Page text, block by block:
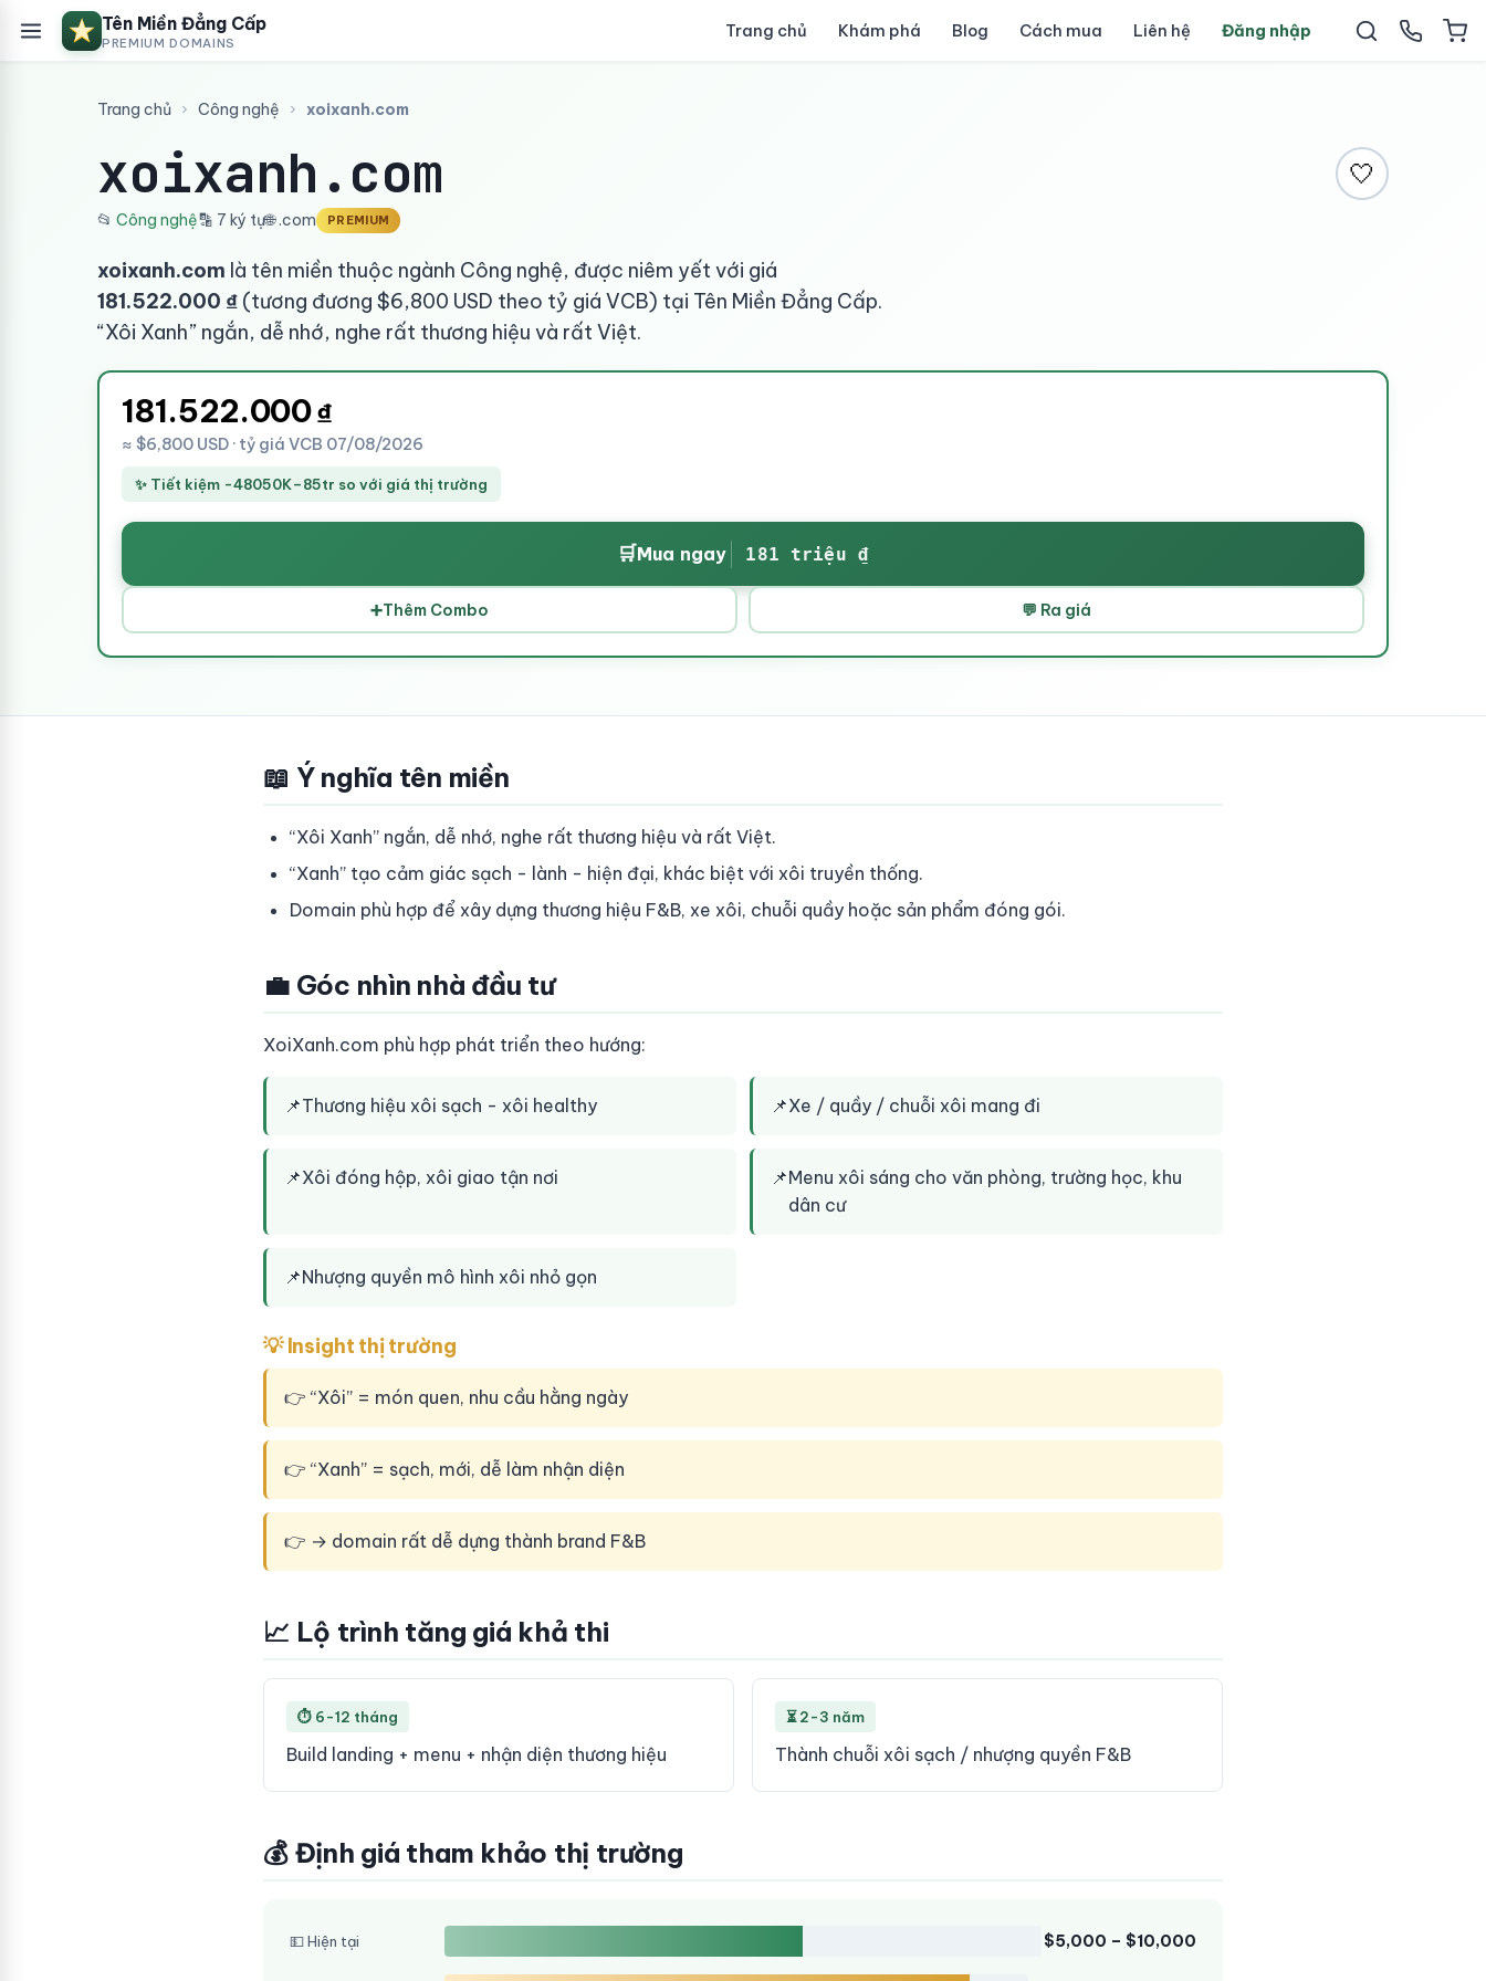
Tên Miền Đẳng Cấp
PREMIUM DOMAINS
Trang chủ Khám phá Blog Cách mua Liên hệ Đăng nhập
Trang chủ › Công nghệ › xoixanh.com
xoixanh.com 🤍
📂 Công nghệ🔡 7 ký tự🌐 .com PREMIUM
xoixanh.com là tên miền thuộc ngành Công nghệ, được niêm yết với giá
181.522.000 ₫ (tương đương $6,800 USD theo tỷ giá VCB) tại Tên Miền Đẳng Cấp.
“Xôi Xanh” ngắn, dễ nhớ, nghe rất thương hiệu và rất Việt.
181.522.000₫
≈ $6,800 USD · tỷ giá VCB 07/08/2026
✨ Tiết kiệm -48050K–85tr so với giá thị trường
🛒Mua ngay 181 triệu ₫
➕Thêm Combo 💬 Ra giá
📖 Ý nghĩa tên miền
“Xôi Xanh” ngắn, dễ nhớ, nghe rất thương hiệu và rất Việt.
“Xanh” tạo cảm giác sạch - lành - hiện đại, khác biệt với xôi truyền thống.
Domain phù hợp để xây dựng thương hiệu F&B, xe xôi, chuỗi quầy hoặc sản phẩm đóng gói.
💼 Góc nhìn nhà đầu tư
XoiXanh.com phù hợp phát triển theo hướng:
📌Thương hiệu xôi sạch - xôi healthy 📌Xe / quầy / chuỗi xôi mang đi
📌Xôi đóng hộp, xôi giao tận nơi 📌Menu xôi sáng cho văn phòng, trường học, khu
dân cư
📌Nhượng quyền mô hình xôi nhỏ gọn
💡 Insight thị trường
👉 “Xôi” = món quen, nhu cầu hằng ngày
👉 “Xanh” = sạch, mới, dễ làm nhận diện
👉 → domain rất dễ dựng thành brand F&B
📈 Lộ trình tăng giá khả thi
⏱ 6-12 tháng
Build landing + menu + nhận diện thương hiệu
⏳ 2-3 năm
Thành chuỗi xôi sạch / nhượng quyền F&B
💰 Định giá tham khảo thị trường
💵 Hiện tại $5,000 – $10,000